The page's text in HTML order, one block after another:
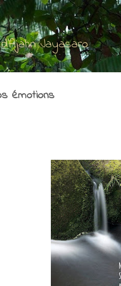
Accéder au
Jayasaro
émotions